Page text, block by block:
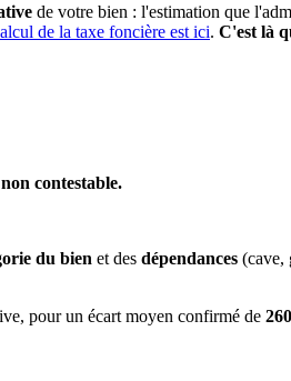
de votre bien : l'estimation que
de la taxe foncière est ici. C'est là
contestable.
du bien et des dépendances (cave,
pour un écart moyen confirmé de